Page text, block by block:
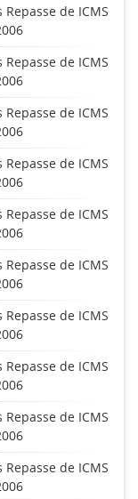
de ICMS
de ICMS
de ICMS
de ICMS
de ICMS
de ICMS
de ICMS
de ICMS
de ICMS
de ICMS